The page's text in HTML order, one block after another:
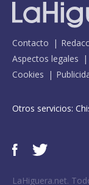
Contacto
Aspectos legales
Cookies
Otros servicios:
LaHiguera.net.